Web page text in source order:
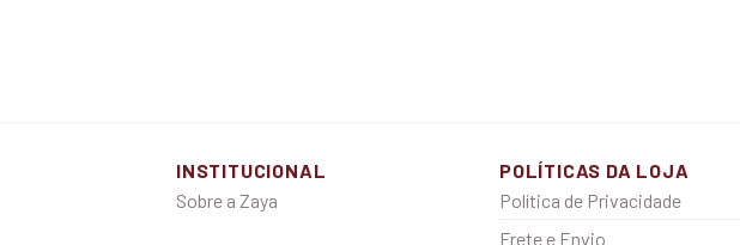
INSTITUCIONAL
Sobre a Zaya
POLÍTICAS DA LOJA
Política de Privacidade
Frete e Envio